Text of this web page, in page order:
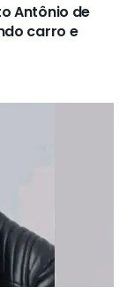
Antônio de
carro e